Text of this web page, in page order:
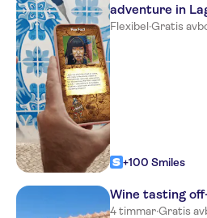
Casa das Laranjeiras
Boavista Golf & Spa Resort
Sol Nascente
Hotel Luz Bay
Aparthotel Navigator
Aparthotel Orquidea
Hotel Belavista da Luz
adventure in
Flexibel·Gratis
+100 Smiles
Wine tasting
4 timmar·Gratis